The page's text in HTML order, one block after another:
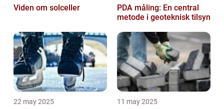
Viden om solceller
PDA måling: En central
metode i geoteknisk tilsyn
22 may 2025 11 may 2025